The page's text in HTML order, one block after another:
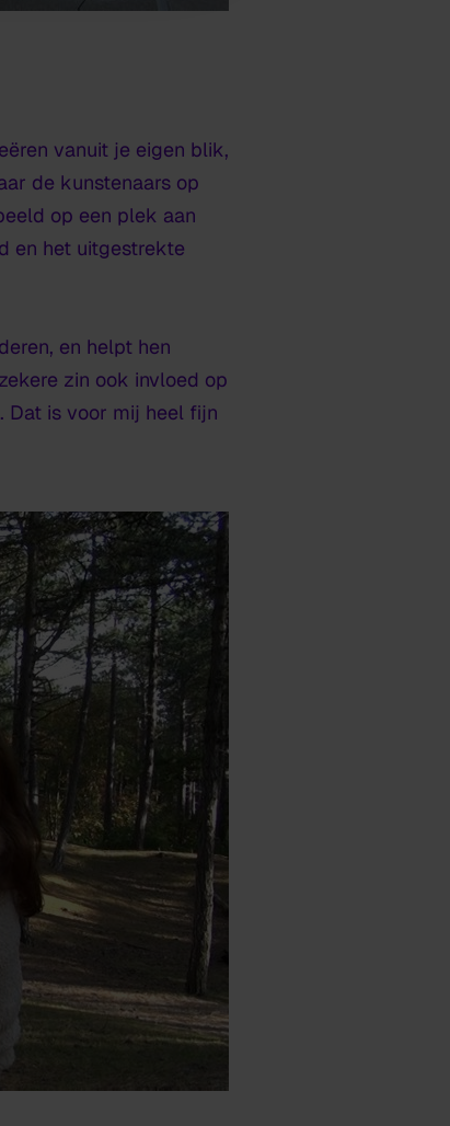
vanuit je eigen blik,
de kunstenaars op
op een plek aan
en het uitgestrekte
en helpt hen
zin ook invloed op
Dat is voor mij heel fijn